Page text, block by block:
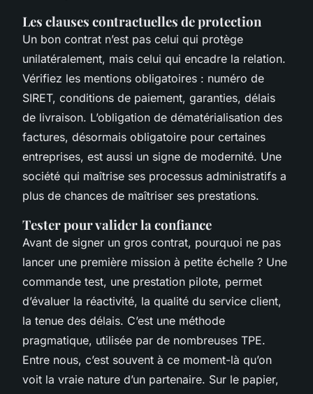
Les clauses contractuelles de protection
Un bon contrat n’est pas celui qui protège
unilatéralement, mais celui qui encadre la relation.
Vérifiez les mentions obligatoires : numéro de
SIRET, conditions de paiement, garanties, délais
de livraison. L’obligation de dématérialisation des
factures, désormais obligatoire pour certaines
entreprises, est aussi un signe de modernité. Une
société qui maîtrise ses processus administratifs a
plus de chances de maîtriser ses prestations.
Tester pour valider la confiance
Avant de signer un gros contrat, pourquoi ne pas
lancer une première mission à petite échelle ? Une
commande test, une prestation pilote, permet
d’évaluer la réactivité, la qualité du service client,
la tenue des délais. C’est une méthode
pragmatique, utilisée par de nombreuses TPE.
Entre nous, c’est souvent à ce moment-là qu’on
voit la vraie nature d’un partenaire. Sur le papier,